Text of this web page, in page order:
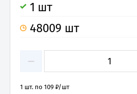
1 шт
48009 шт
−
1 шт. по 109 ₽/шт